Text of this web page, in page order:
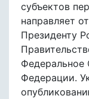
субъектов
направляет
Президенту
Федеральное
Федерации.